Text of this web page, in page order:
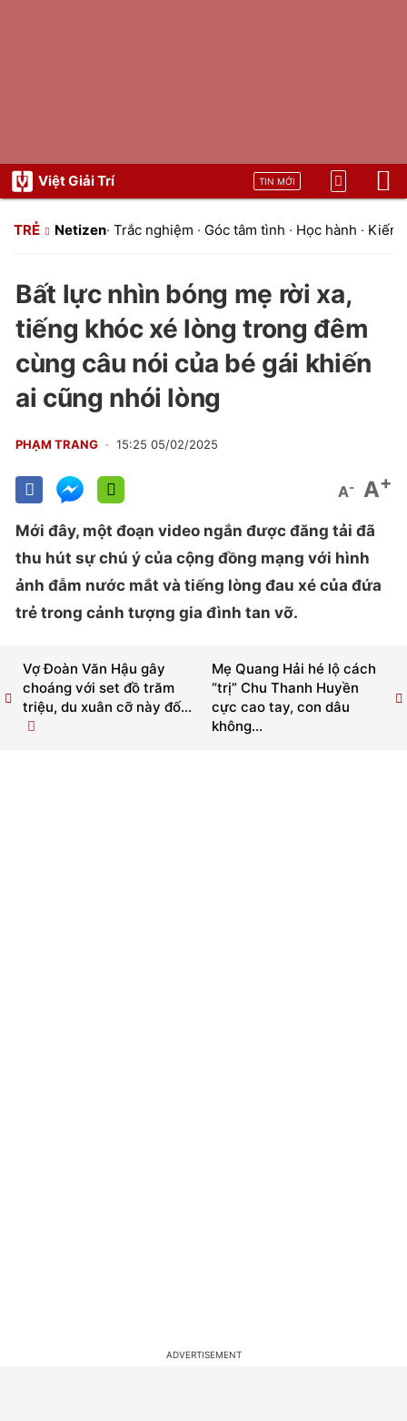
Việt Giải Trí TIN MỚI
TRẺ Netizen· Trắc nghiệm · Góc tâm tình · Học hành · Kiến
Bất lực nhìn bóng mẹ rời xa,
tiếng khóc xé lòng trong đêm
cùng câu nói của bé gái khiến
ai cũng nhói lòng
PHẠM TRANG 15:25 05/02/2025
A- A+
Mới đây, một đoạn video ngắn được đăng tải đã
thu hút sự chú ý của cộng đồng mạng với hình
ảnh đẫm nước mắt và tiếng lòng đau xé của đứa
trẻ trong cảnh tượng gia đình tan vỡ.
Mẹ Quang Hải hé lộ cách
“trị” Chu Thanh Huyền
cực cao tay, con dâu
không...
Vợ Đoàn Văn Hậu gây
choáng với set đồ trăm
triệu, du xuân cỡ này đố...